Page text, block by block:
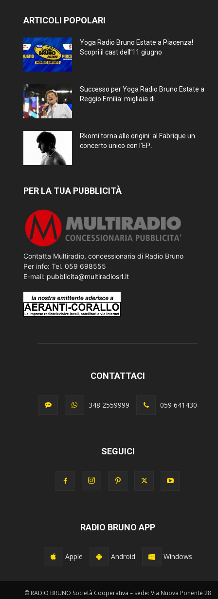
ARTICOLI POPOLARI
Yoga Radio Bruno Estate a Piacenza!
Scopri il cast dell’11 giugno
Successo per Yoga Radio Bruno Estate a
Reggio Emilia: migliaia di...
Rkomi torna alle origini: al Fabrique un
concerto unico con l’EP...
PER LA TUA PUBBLICITÀ
Contatta Multiradio, concessionaria di Radio Bruno
Per info: Tel. 059 698555
E-mail: pubblicita@multiradiosrl.it
CONTATTACI
348 2559999 059 641430
SEGUICI
RADIO BRUNO APP
Apple Android Windows
© RADIO BRUNO Società Cooperativa – sede: Via Nuova Ponente 28